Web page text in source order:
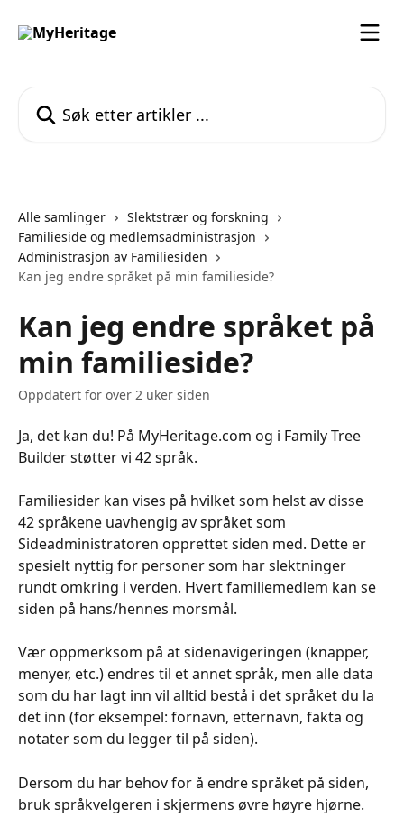
Alle samlinger
Slektstrær og forskning
Familieside og medlemsadministrasjon
Administrasjon av Familiesiden
Kan jeg endre språket på min familieside?
Kan jeg endre språket på
min familieside?
Oppdatert for over 2 uker siden
Ja, det kan du! På MyHeritage.com og i Family Tree
Builder støtter vi 42 språk.
​​​​​Familiesider kan vises på hvilket som helst av disse
42 språkene uavhengig av språket som
Sideadministratoren opprettet siden med. Dette er
spesielt nyttig for personer som har slektninger
rundt omkring i verden. Hvert familiemedlem kan se
siden på hans/hennes morsmål.​
Vær oppmerksom på at sidenavigeringen (knapper,
menyer, etc.) endres til et annet språk, men alle data
som du har lagt inn vil alltid bestå i det språket du la
det inn (for eksempel: fornavn, etternavn, fakta og
notater som du legger til på siden).
Dersom du har behov for å endre språket på siden,
bruk språkvelgeren i skjermens øvre høyre hjørne.